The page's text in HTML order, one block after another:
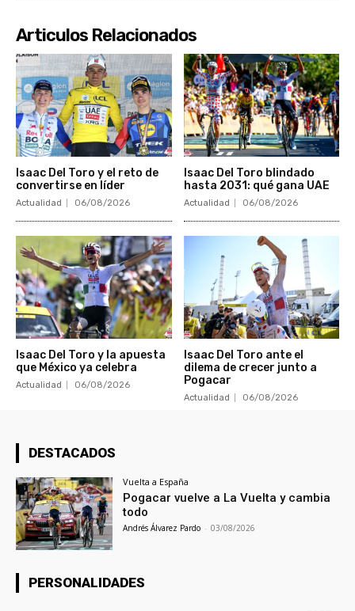
Articulos Relacionados
Isaac Del Toro y el reto de
convertirse en líder
Actualidad 06/08/2026
Isaac Del Toro blindado
hasta 2031: qué gana UAE
Actualidad 06/08/2026
Isaac Del Toro y la apuesta
que México ya celebra
Actualidad 06/08/2026
Isaac Del Toro ante el
dilema de crecer junto a
Pogacar
Actualidad 06/08/2026
DESTACADOS
Vuelta a España
Pogacar vuelve a La Vuelta y cambia
todo
Andrés Álvarez Pardo - 03/08/2026
PERSONALIDADES